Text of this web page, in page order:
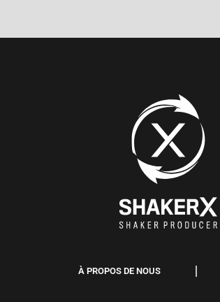
À PROPOS DE NOUS